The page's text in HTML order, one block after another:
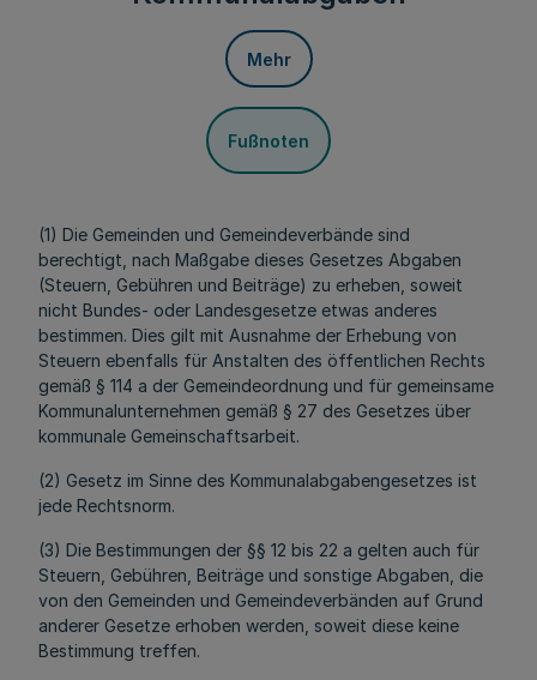
Mehr
Fußnoten
(1) Die Gemeinden und Gemeindeverbände sind
berechtigt, nach Maßgabe dieses Gesetzes Abgaben
(Steuern, Gebühren und Beiträge) zu erheben, soweit
nicht Bundes- oder Landesgesetze etwas anderes
bestimmen. Dies gilt mit Ausnahme der Erhebung von
Steuern ebenfalls für Anstalten des öffentlichen Rechts
gemäß § 114 a der Gemeindeordnung und für gemeinsame
Kommunalunternehmen gemäß § 27 des Gesetzes über
kommunale Gemeinschaftsarbeit.
(2) Gesetz im Sinne des Kommunalabgabengesetzes ist
jede Rechtsnorm.
(3) Die Bestimmungen der §§ 12 bis 22 a gelten auch für
Steuern, Gebühren, Beiträge und sonstige Abgaben, die
von den Gemeinden und Gemeindeverbänden auf Grund
anderer Gesetze erhoben werden, soweit diese keine
Bestimmung treffen.